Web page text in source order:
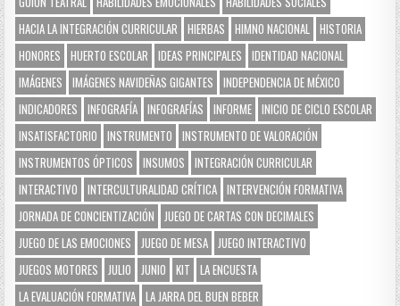
HACIA LA INTEGRACIÓN CURRICULAR
HIERBAS HIMNO NACIONAL
HISTORIA
HONORES
HUERTO ESCOLAR IDEAS PRINCIPALES
IDENTIDAD NACIONAL
IMÁGENES
IMÁGENES NAVIDEÑAS GIGANTES
INDEPENDENCIA DE MÉXICO
INDICADORES
INFOGRAFÍA INFOGRAFÍAS INFORME INICIO DE CICLO ESCOLAR
INSATISFACTORIO
INSTRUMENTO
INSTRUMENTO DE VALORACIÓN
INSTRUMENTOS ÓPTICOS
INSUMOS
INTEGRACIÓN CURRICULAR
INTERACTIVO
INTERCULTURALIDAD CRÍTICA INTERVENCIÓN FORMATIVA
JORNADA DE CONCIENTIZACIÓN
JUEGO DE CARTAS CON DECIMALES
JUEGO DE LAS EMOCIONES
JUEGO DE MESA JUEGO INTERACTIVO
JUEGOS MOTORES
JULIO JUNIO KIT
LA ENCUESTA
LA EVALUACIÓN FORMATIVA LA JARRA DEL BUEN BEBER